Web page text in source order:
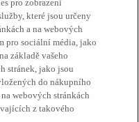
pro zobrazení
které jsou určeny
a na webových
pro sociální média, jako
základě vašeho
stránek, jako jsou
do nákupního
webových stránkách
z takového